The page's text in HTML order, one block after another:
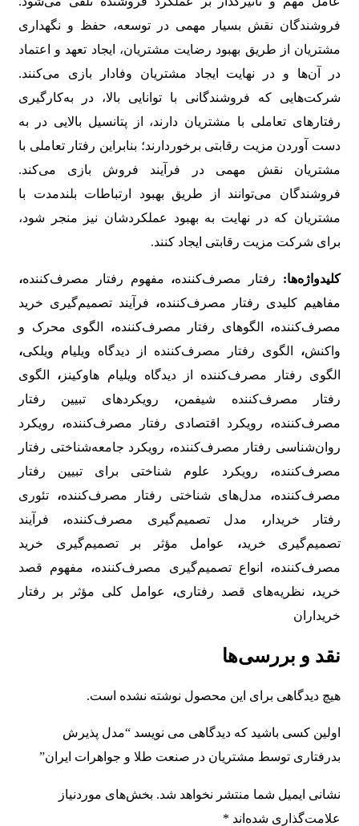
فروشندگان نقش بسیار مهمی در توسعه، حفظ و نگهداری
مشتریان از طریق بهبود رضایت مشتریان، ایجاد تعهد و اعتماد
در آن‌ها و در نهایت ایجاد مشتریان وفادار بازی می‌کنند.
شرکت‌هایی که فروشندگانی با توانایی بالا، در به‌کارگیری
رفتارهای تعاملی با مشتریان دارند، از پتانسیل بالایی در به
دست آوردن مزیت رقابتی برخوردارند؛ بنابراین رفتار تعاملی با
مشتریان نقش مهمی در فرآیند فروش بازی می‌کند.
فروشندگان می‌توانند از طریق بهبود ارتباطات بلندمدت با
مشتریان که در نهایت به بهبود عملکردشان نیز منجر شود،
برای شرکت مزیت رقابتی ایجاد کنند.
کلیدواژه‌ها: رفتار مصرف‌کننده، مفهوم رفتار مصرف‌کننده،
مفاهیم کلیدی رفتار مصرف‌کننده، فرآیند تصمیم‌گیری خرید
مصرف‌کننده، الگوهای رفتار مصرف‌کننده،
الگوی محرک و
واکنش، الگوی رفتار مصرف‌کننده از دیدگاه ویلیام ویلکی،
الگوی رفتار مصرف‌کننده از دیدگاه ویلیام هاوکینز ،
الگوی
رفتار مصرف‌کننده شیفمن، رویکردهای تبیین رفتار
مصرف‌کننده، رویکرد اقتصادی رفتار مصرف‌کننده، رویکرد
روان‌شناسی رفتار مصرف‌کننده، رویکرد جامعه‌شناختی رفتار
مصرف‌کننده، رویکرد علوم شناختی برای تبیین رفتار
مصرف‌کننده، مدل‌های شناختی رفتار مصرف‌کننده، تئوری
رفتار خریدار، مدل تصمیم‌گیری مصرف‌کننده، فرآیند
تصمیم‌گیری خرید،
عوامل مؤثر بر تصمیم‌گیری خرید
مصرف‌کننده، انواع تصمیم‌گیری مصرف‌کننده، مفهوم قصد
خرید، نظریه‌های قصد رفتاری، عوامل کلی مؤثر بر رفتار
خریداران
نقد و بررسی‌ها
هیچ دیدگاهی برای این محصول نوشته نشده است.
اولین کسی باشید که دیدگاهی می نویسد “مدل پذیرش
بدرفتاری توسط مشتریان در صنعت طلا و جواهرات ایران”
نشانی ایمیل شما منتشر نخواهد شد. بخش‌های موردنیاز
علامت‌گذاری شده‌اند *